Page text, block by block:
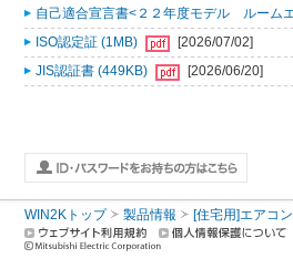
自己適合宣言書<２２年度モデル ルーム
ISO認定証 (1MB)
[2026/07/02]
JIS認証書 (449KB)
[2026/06/20]
WIN2Kトップ 製品情報 [住宅用]エアコ